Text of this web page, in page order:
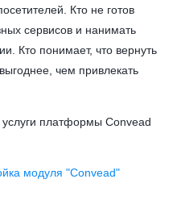
Кто не готов
сервисов и нанимать
Кто понимает, что вернуть
чем привлекать
платформы Convead
модуля "Convead"